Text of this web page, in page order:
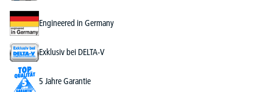
Engineered in Germany
Exklusiv bei DELTA-V
5 Jahre Garantie